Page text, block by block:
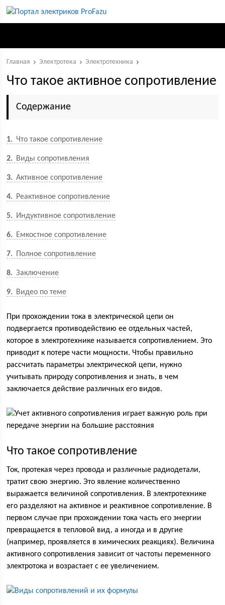
Главная Электротека Электротехника
Что такое активное сопротивление
Содержание
1 Что такое сопротивление
2 Виды сопротивления
3 Активное сопротивление
4 Реактивное сопротивление
5 Индуктивное сопротивление
6 Емкостное сопротивление
7 Полное сопротивление
8 Заключение
9 Видео по теме
При прохождении тока в электрической цепи он
подвергается противодействию ее отдельных частей,
которое в электротехнике называется сопротивлением. Это
приводит к потере части мощности. Чтобы правильно
рассчитать параметры электрической цепи, нужно
учитывать природу сопротивления и знать, в чем
заключается действие различных его видов.
Что такое сопротивление
Ток, протекая через провода и различные радиодетали,
тратит свою энергию. Это явление количественно
выражается величиной сопротивления. В электротехнике
его разделяют на активное и реактивное сопротивление. В
первом случае при прохождении тока часть его энергии
превращается в тепловой вид, а иногда и в другие
(например, проявляется в химических реакциях). Величина
активного сопротивления зависит от частоты переменного
электротока и возрастает с ее увеличением.